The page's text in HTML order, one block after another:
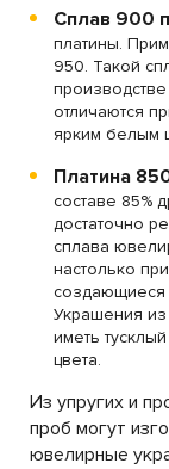
Сплав 900
платины.
950. Такой
отличаются
ярким белым
Платина
составе 85%
достаточно
сплава
настолько
создающиеся
Украшения из
иметь
цвета.
Из упругих и
проб могут
ювелирные